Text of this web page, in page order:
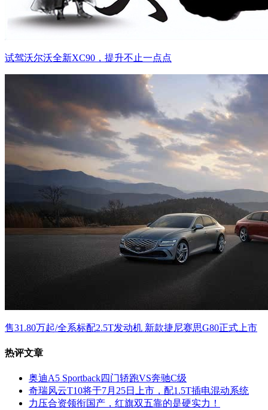
试驾沃尔沃全新XC90，提升不止一点点
售31.80万起/全系标配2.5T发动机 新款捷尼赛思G80正式上市
热评文章
奥迪A5 Sportback四门轿跑VS奔驰C级
奇瑞风云T10将于7月25日上市，配1.5T插电混动系统
力压合资领衔国产，红旗双五靠的是硬实力！